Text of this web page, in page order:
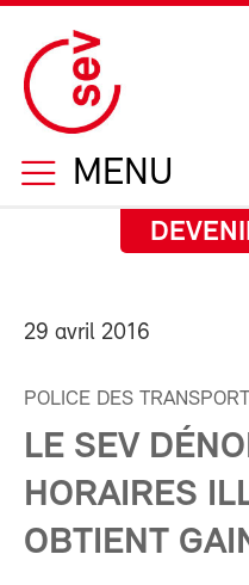
MENU
29 avril 2016
POLICE DES
LE SEV
HORAIRES
OBTIENT